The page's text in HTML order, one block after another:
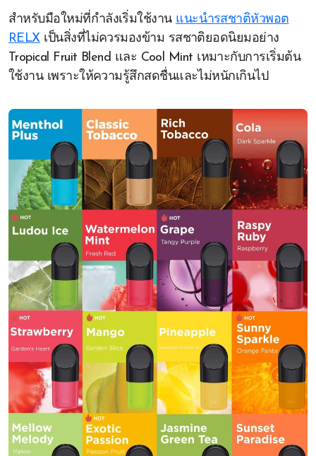
สำหรับมือใหม่ที่กำลังเริ่มใช้งาน แนะนำรสชาติหัวพอต
RELXเป็นสิ่งที่ไม่ควรมองข้าม รสชาติยอดนิยมอย่าง
Tropical Fruit Blend และ Cool Mint เหมาะกับการเริ่มต้น
ใช้งาน เพราะให้ความรู้สึกสดชื่นและไม่หนักเกินไป